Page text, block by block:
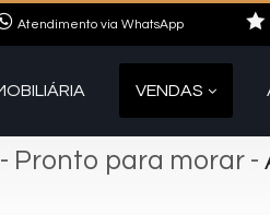
Atendimento via WhatsApp
VENDAS
- Pronto para morar -